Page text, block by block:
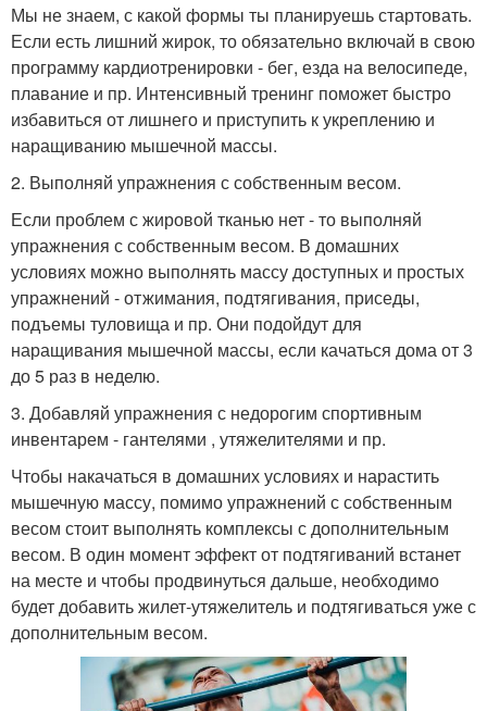
Мы не знаем, с какой формы ты планируешь стартовать.
Если есть лишний жирок, то обязательно включай в свою
программу кардиотренировки - бег, езда на велосипеде,
плавание и пр. Интенсивный тренинг поможет быстро
избавиться от лишнего и приступить к укреплению и
наращиванию мышечной массы.
2. Выполняй упражнения с собственным весом.
Если проблем с жировой тканью нет - то выполняй
упражнения с собственным весом. В домашних
условиях можно выполнять массу доступных и простых
упражнений - отжимания, подтягивания, приседы,
подъемы туловища и пр. Они подойдут для
наращивания мышечной массы, если качаться дома от 3
до 5 раз в неделю.
3. Добавляй упражнения с недорогим спортивным
инвентарем - гантелями , утяжелителями и пр.
Чтобы накачаться в домашних условиях и нарастить
мышечную массу, помимо упражнений с собственным
весом стоит выполнять комплексы с дополнительным
весом. В один момент эффект от подтягиваний встанет
на месте и чтобы продвинуться дальше, необходимо
будет добавить жилет-утяжелитель и подтягиваться уже с
дополнительным весом.